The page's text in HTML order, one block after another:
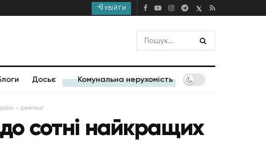
УВІЙТИ
Досьє Комунальна нерухомість
– рейтинг
сотні найкращих